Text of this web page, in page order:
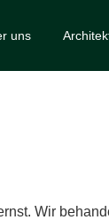
uns
Wir